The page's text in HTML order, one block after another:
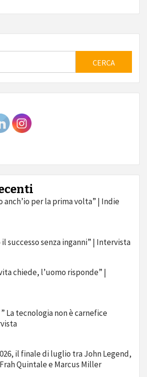
anch’io per la prima volta” | Indie
il successo senza inganni” | Intervista
chiede, l’uomo risponde” |
La tecnologia non è carnefice
il finale di luglio tra John Legend,
Quintale e Marcus Miller